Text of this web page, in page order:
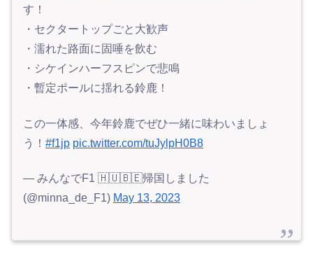
す！
・セクタートップごと大歓声
・濡れた路面に固唾を飲む
・シケインハーフスピンで悲鳴
・暫定ポールに揺れる鈴鹿！
この一体感、今年鈴鹿でぜひ一緒に味わいましょ
う！ #f1jp pic.twitter.com/tuJylpH0B8
— みんなでF1 🇭🇺🇧🇪帰国しました
(@minna_de_F1) May 13, 2023